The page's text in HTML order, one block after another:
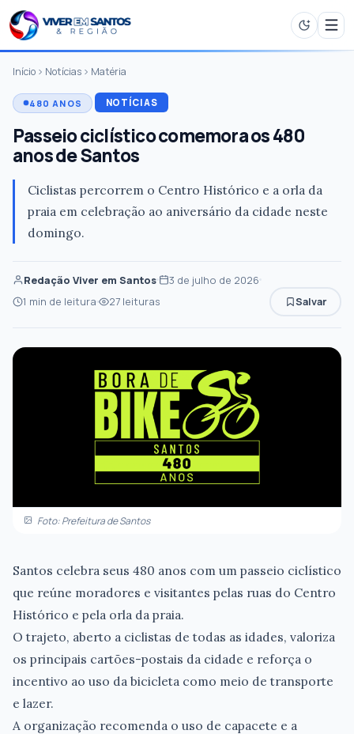
Início Notícias Matéria
480 ANOS NOTÍCIAS
Passeio ciclístico comemora os 480
anos de Santos
Ciclistas percorrem o Centro Histórico e a orla da
praia em celebração ao aniversário da cidade neste
domingo.
Redação Viver em Santos
3 de julho de 2026
1 min de leitura
27 leituras Salvar
Foto: Prefeitura de Santos
Santos celebra seus 480 anos com um passeio ciclístico
que reúne moradores e visitantes pelas ruas do Centro
Histórico e pela orla da praia.
O trajeto, aberto a ciclistas de todas as idades, valoriza
os principais cartões-postais da cidade e reforça o
incentivo ao uso da bicicleta como meio de transporte
e lazer.
A organização recomenda o uso de capacete e a